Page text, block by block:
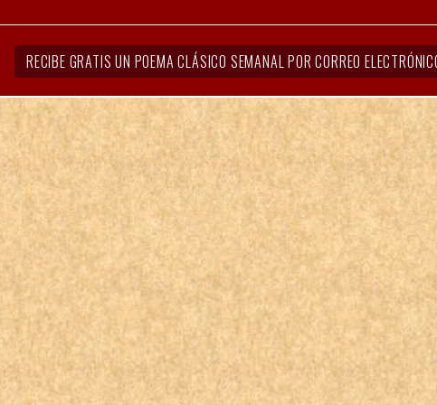
RECIBE GRATIS UN POEMA CLÁSICO SEMANAL POR CORREO